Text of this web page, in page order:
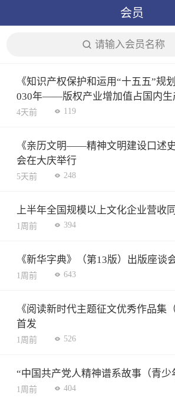
会员
请输入会员名称
《知识产权保护和运用“十五五”规
030年——版权产业增加值占国内生
3%
4天前 119
《亲历文明——精神文明建设口述
会在大庆举行
5天前 248
上半年全国规模以上文化企业营收
1周前 394
《新华字典》（第13版）出版座谈
1周前 643
《阅读新时代主题征文优秀作品集
首发
1周前 526
“中国共产党人精神谱系故事（青少
1周前 404